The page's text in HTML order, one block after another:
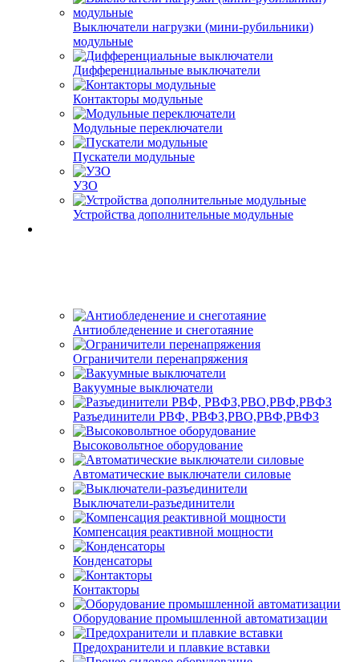
Выключатели нагрузки (мини-рубильники)
модульные
Дифференциальные выключатели
Контакторы модульные
Модульные переключатели
Пускатели модульные
УЗО
Устройства дополнительные модульные
Антиобледенение и снеготаяние
Ограничители перенапряжения
Вакуумные выключатели
Разъединители РВФ, РВФЗ,РВО,РВФ,РВФЗ
Высоковольтное оборудование
Автоматические выключатели cиловые
Выключатели-разъединители
Компенсация реактивной мощности
Конденсаторы
Контакторы
Оборудование промышленной автоматизации
Предохранители и плавкие вставки